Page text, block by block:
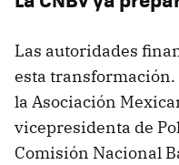
Las autoridades
esta
la Asociación
vicepresidenta de
Comisión Nacional